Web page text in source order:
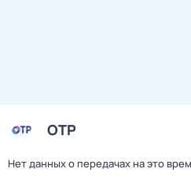
ОТР
Нет данных о передачах на это